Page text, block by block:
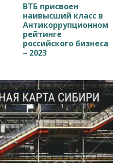
ВТБ присвоен
наивысший класс в
Антикоррупционном
рейтинге
российского бизнеса
– 2023